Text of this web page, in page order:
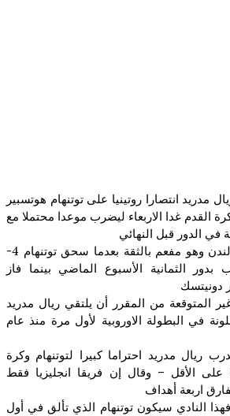
انتصارا روتينيا على توتنهام هوتسبير
القدم غدا الاربعاء ليضرب موعدا محتملا مع
في الدور قبل النهائي
وسافر ريال مدريد الى لندن وهو مفعم بالثقة بعدما سحق توتنهام 4-
الثمانية الأسبوع الماضي بينما فاز
المتوقعة من المقرر أن يلتقي ريال مدريد
في البطولة الاوروبية لأول مرة منذ عام
ريال مدريد احتراما كبيرا لتوتنهام وكرة
على الأقل – وقال إن فريقا انجليزيا فقط
اربعة أهداف
النادي سيكون توتنهام الذي تألق في أول